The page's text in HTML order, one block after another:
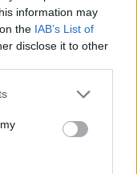
information may
the IAB’s List of
disclose it to other
or more Google
You may click to
third-party tags to
in below Google
Ε3 όπου
Beta.